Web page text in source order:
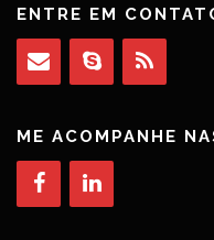
ENTRE EM
ME ACOMPANHE